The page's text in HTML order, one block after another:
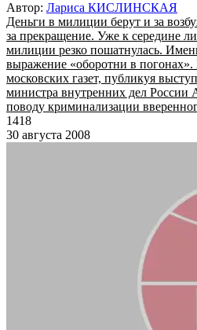
Автор: Лариса КИСЛИНСКАЯ
Деньги в милиции берут и за
за прекращение. Уже к середине
милиции резко пошатнулась.
выражение «оборотни в погонах».
московских газет, публикуя
министра внутренних дел России
поводу криминализации
1418
30 августа 2008